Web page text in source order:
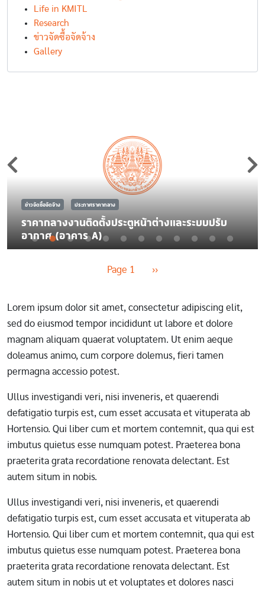
Life in KMITL
Research
ข่าวจัดซื้อจัดจ้าง
Gallery
ข่าวจัดซื้อจัดจ้าง ประกาศราคากลาง
ราคากลางงานติดตั้งประตูหน้าต่างและระบบปรับ
อากาศ (อาคาร A)
Page 1 Next page
››
Lorem ipsum dolor sit amet, consectetur adipiscing elit,
sed do eiusmod tempor incididunt ut labore et dolore
magnam aliquam quaerat voluptatem. Ut enim aeque
doleamus animo, cum corpore dolemus, fieri tamen
permagna accessio potest.
Ullus investigandi veri, nisi inveneris, et quaerendi
defatigatio turpis est, cum esset accusata et vituperata ab
Hortensio. Qui liber cum et mortem contemnit, qua qui est
imbutus quietus esse numquam potest. Praeterea bona
praeterita grata recordatione renovata delectant. Est
autem situm in nobis.
Ullus investigandi veri, nisi inveneris, et quaerendi
defatigatio turpis est, cum esset accusata et vituperata ab
Hortensio. Qui liber cum et mortem contemnit, qua qui est
imbutus quietus esse numquam potest. Praeterea bona
praeterita grata recordatione renovata delectant. Est
autem situm in nobis ut et voluptates et dolores nasci